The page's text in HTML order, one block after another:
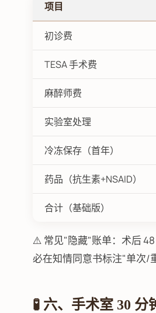
项目
初诊费
TESA 手术费
麻醉师费
实验室处理
冷冻保存（首年）
药品（抗生素+NSAID）
合计（基础版）
⚠️ 常见"隐藏"账单：术后
必在知情同意书标注"单次/
🧪 六、手术室 30 分